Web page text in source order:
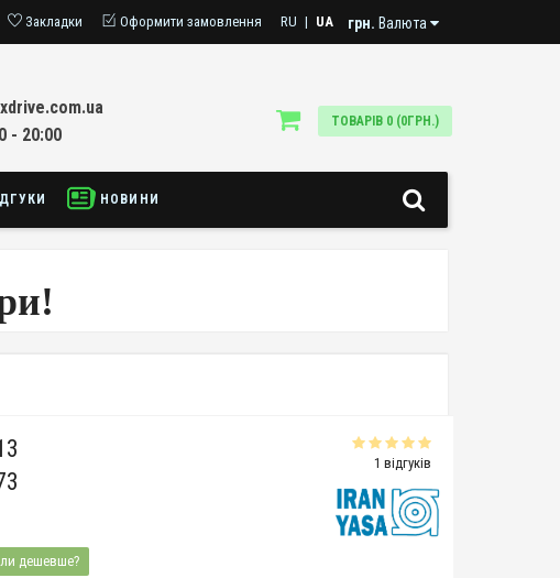
Закладки Оформити замовлення RU | UA грн. Валюта
- 20:00
ТОВАРІВ 0 (0ГРН.)
НОВИНИ
1 відгуків
дешевше?